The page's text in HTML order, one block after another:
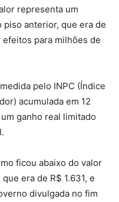
representa um
piso anterior, que era de
efeitos para milhões de
pelo INPC (Índice
acumulada em 12
ganho real limitado
ficou abaixo do valor
era de R$ 1.631, e
divulgada no fim